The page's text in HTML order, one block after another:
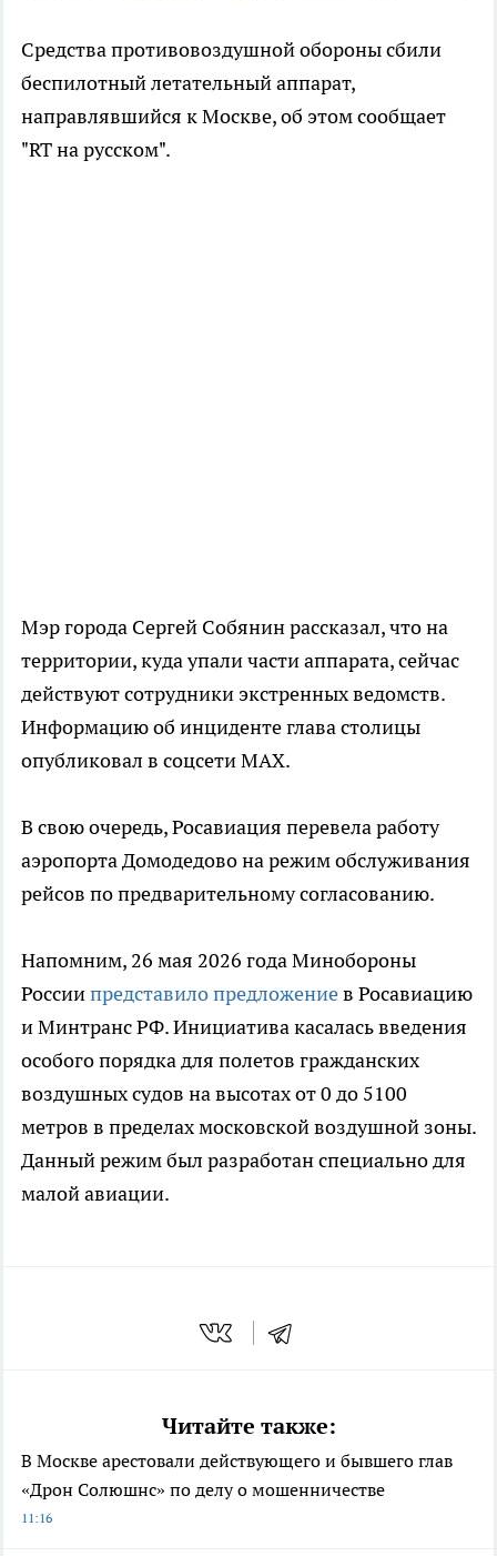
Средства противовоздушной обороны сбили
беспилотный летательный аппарат,
направлявшийся к Москве, об этом сообщает
"RT на русском".
Мэр города Сергей Собянин рассказал, что на
территории, куда упали части аппарата, сейчас
действуют сотрудники экстренных ведомств.
Информацию об инциденте глава столицы
опубликовал в соцсети MAX.
В свою очередь, Росавиация перевела работу
аэропорта Домодедово на режим обслуживания
рейсов по предварительному согласованию.
Напомним, 26 мая 2026 года Минобороны
Россиипредставило предложениев Росавиацию
и Минтранс РФ. Инициатива касалась введения
особого порядка для полетов гражданских
воздушных судов на высотах от 0 до 5100
метров в пределах московской воздушной зоны.
Данный режим был разработан специально для
малой авиации.
Читайте также:
В Москве арестовали действующего и бывшего глав
«Дрон Солюшнс» по делу о мошенничестве
11:16